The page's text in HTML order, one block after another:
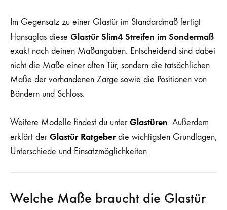
Im Gegensatz zu einer Glastür im Standardmaß fertigt
Hansaglas diese Glastür Slim4 Streifen im Sondermaß
exakt nach deinen Maßangaben. Entscheidend sind dabei
nicht die Maße einer alten Tür, sondern die tatsächlichen
Maße der vorhandenen Zarge sowie die Positionen von
Bändern und Schloss.
Weitere Modelle findest du unterGlastüren. Außerdem
erklärt derGlastür Ratgeberdie wichtigsten Grundlagen,
Unterschiede und Einsatzmöglichkeiten.
Welche Maße braucht die Glastür